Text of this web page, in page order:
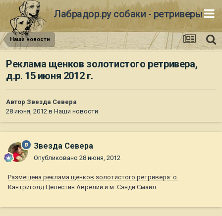
Лабрадор.ру собаки - ретриверы
Наши новости
Реклама щенков золотистого ретривера,
д.р. 15 июня 2012 г.
Автор Звезда Севера
28 июня, 2012 в Наши новости
Звезда Севера
Опубликовано 28 июня, 2012
Размещена реклама щенков золотистого ретривера: о.
Кантриголд Целестин Аврелий и м. Сэнди Смайл